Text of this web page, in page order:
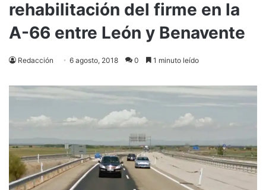
rehabilitación del firme en la
A-66 entre León y Benavente
Redacción 6 agosto, 2018 0 1 minuto leído